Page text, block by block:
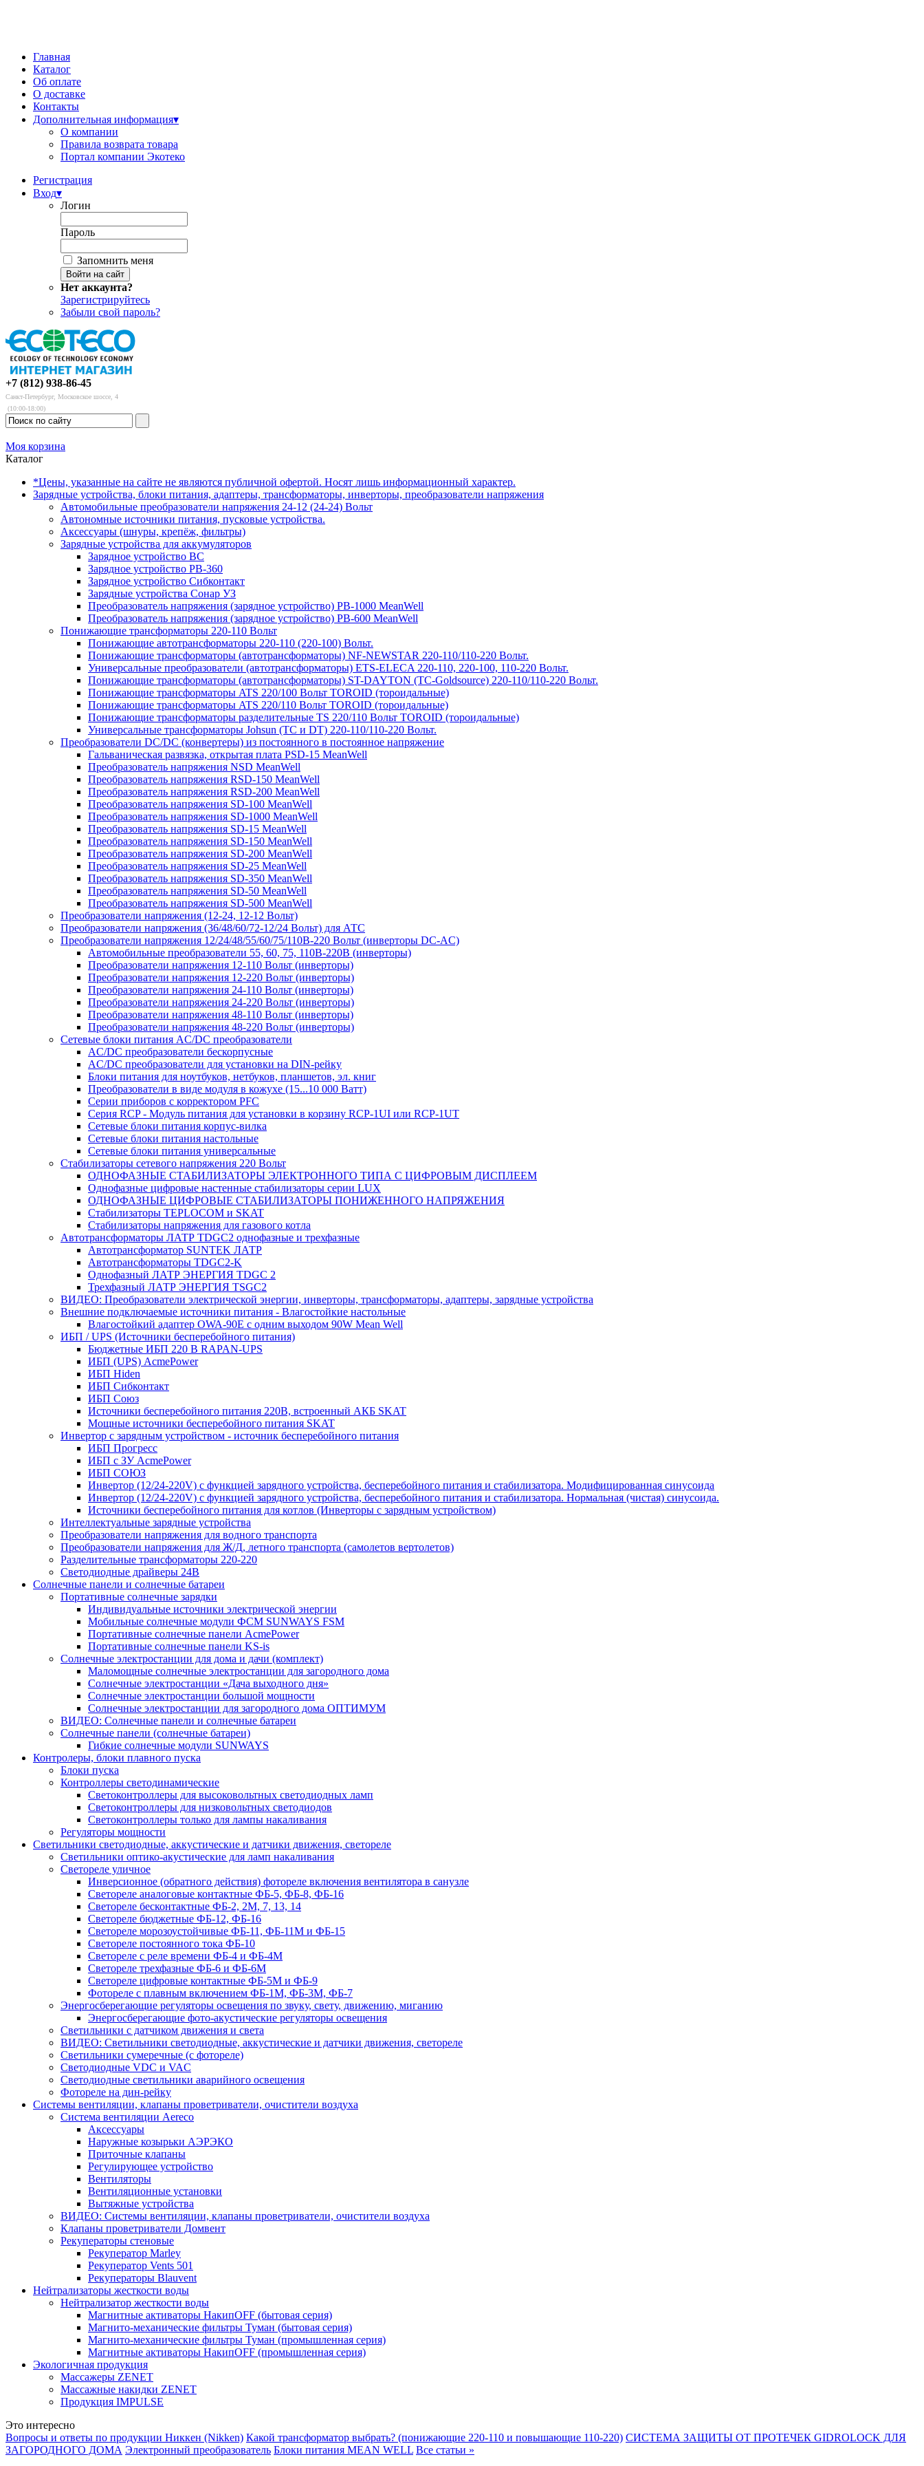
Главная
Каталог
Об оплате
О доставке
Контакты
Дополнительная информация▾
О компании
Правила возврата товара
Портал компании Экотеко
Регистрация
Вход▾
Логин
Пароль
Запомнить меня
Нет аккаунта?
Зарегистрируйтесь
Забыли свой пароль?
+7 (812) 938-86-45
Санкт-Петербург, Московское шоссе, 4
(10:00-18:00)
Моя корзина
Каталог
*Цены, указанные на сайте не являются публичной офертой. Носят лишь информационный характер.
Зарядные устройства, блоки питания, адаптеры, трансформаторы, инверторы, преобразователи напряжения
Автомобильные преобразователи напряжения 24-12 (24-24) Вольт
Автономные источники питания, пусковые устройства.
Аксессуары (шнуры, крепёж, фильтры)
Зарядные устройства для аккумуляторов
Зарядное устройство BC
Зарядное устройство PB-360
Зарядное устройство Сибконтакт
Зарядные устройства Сонар УЗ
Преобразователь напряжения (зарядное устройство) PB-1000 MeanWell
Преобразователь напряжения (зарядное устройство) PB-600 MeanWell
Понижающие трансформаторы 220-110 Вольт
Понижающие автотрансформаторы 220-110 (220-100) Вольт.
Понижающие трансформаторы (автотрансформаторы) NF-NEWSTAR 220-110/110-220 Вольт.
Универсальные преобразователи (автотрансформаторы) ETS-ELECA 220-110, 220-100, 110-220 Вольт.
Понижающие трансформаторы (автотрансформаторы) ST-DAYTON (TC-Goldsource) 220-110/110-220 Вольт.
Понижающие трансформаторы ATS 220/100 Вольт TOROID (тороидальные)
Понижающие трансформаторы ATS 220/110 Вольт TOROID (тороидальные)
Понижающие трансформаторы разделительные TS 220/110 Вольт TOROID (тороидальные)
Универсальные трансформаторы Johsun (TС и DT) 220-110/110-220 Вольт.
Преобразователи DC/DC (конвертеры) из постоянного в постоянное напряжение
Гальваническая развязка, открытая плата PSD-15 MeanWell
Преобразователь напряжения NSD MeanWell
Преобразователь напряжения RSD-150 MeanWell
Преобразователь напряжения RSD-200 MeanWell
Преобразователь напряжения SD-100 MeanWell
Преобразователь напряжения SD-1000 MeanWell
Преобразователь напряжения SD-15 MeanWell
Преобразователь напряжения SD-150 MeanWell
Преобразователь напряжения SD-200 MeanWell
Преобразователь напряжения SD-25 MeanWell
Преобразователь напряжения SD-350 MeanWell
Преобразователь напряжения SD-50 MeanWell
Преобразователь напряжения SD-500 MeanWell
Преобразователи напряжения (12-24, 12-12 Вольт)
Преобразователи напряжения (36/48/60/72-12/24 Вольт) для АТС
Преобразователи напряжения 12/24/48/55/60/75/110В-220 Вольт (инверторы DC-AC)
Автомобильные преобразователи 55, 60, 75, 110В-220В (инверторы)
Преобразователи напряжения 12-110 Вольт (инверторы)
Преобразователи напряжения 12-220 Вольт (инверторы)
Преобразователи напряжения 24-110 Вольт (инверторы)
Преобразователи напряжения 24-220 Вольт (инверторы)
Преобразователи напряжения 48-110 Вольт (инверторы)
Преобразователи напряжения 48-220 Вольт (инверторы)
Сетевые блоки питания AC/DC преобразователи
AC/DC преобразователи бескорпусные
AC/DC преобразователи для установки на DIN-рейку
Блоки питания для ноутбуков, нетбуков, планшетов, эл. книг
Преобразователи в виде модуля в кожухе (15...10 000 Ватт)
Серии приборов с корректором PFC
Серия RCP - Модуль питания для установки в корзину RCP-1UI или RCP-1UT
Сетевые блоки питания корпус-вилка
Сетевые блоки питания настольные
Сетевые блоки питания универсальные
Стабилизаторы сетевого напряжения 220 Вольт
ОДНОФАЗНЫЕ СТАБИЛИЗАТОРЫ ЭЛЕКТРОННОГО ТИПА С ЦИФРОВЫМ ДИСПЛЕЕМ
Однофазные цифровые настенные стабилизаторы серии LUX
ОДНОФАЗНЫЕ ЦИФРОВЫЕ СТАБИЛИЗАТОРЫ ПОНИЖЕННОГО НАПРЯЖЕНИЯ
Стабилизаторы TEPLOCOM и SKAT
Стабилизаторы напряжения для газового котла
Автотрансформаторы ЛАТР TDGC2 однофазные и трехфазные
Автотрансформатор SUNTEK ЛАТР
Автотрансформаторы TDGC2-K
Однофазный ЛАТР ЭНЕРГИЯ TDGC 2
Трехфазный ЛАТР ЭНЕРГИЯ TSGC2
ВИДЕО: Преобразователи электрической энергии, инверторы, трансформаторы, адаптеры, зарядные устройства
Внешние подключаемые источники питания - Влагостойкие настольные
Влагостойкий адаптер OWA-90E с одним выходом 90W Mean Well
ИБП / UPS (Источники бесперебойного питания)
Бюджетные ИБП 220 В RAPAN-UPS
ИБП (UPS) AcmePower
ИБП Hiden
ИБП Сибконтакт
ИБП Союз
Источники бесперебойного питания 220В, встроенный АКБ SKAT
Мощные источники бесперебойного питания SKAT
Инвертор с зарядным устройством - источник бесперебойного питания
ИБП Прогресс
ИБП с ЗУ AcmePower
ИБП СОЮЗ
Инвертор (12/24-220V) с функцией зарядного устройства, бесперебойного питания и стабилизатора. Модифицированная синусоида
Инвертор (12/24-220V) с функцией зарядного устройства, бесперебойного питания и стабилизатора. Нормальная (чистая) синусоида.
Источники бесперебойного питания для котлов (Инверторы с зарядным устройством)
Интеллектуальные зарядные устройства
Преобразователи напряжения для водного транспорта
Преобразователи напряжения для Ж/Д, летного транспорта (самолетов вертолетов)
Разделительные трансформаторы 220-220
Светодиодные драйверы 24В
Солнечные панели и солнечные батареи
Портативные солнечные зарядки
Индивидуальные источники электрической энергии
Мобильные солнечные модули ФСМ SUNWAYS FSM
Портативные солнечные панели AcmePower
Портативные солнечные панели KS-is
Солнечные электростанции для дома и дачи (комплект)
Маломощные солнечные электростанции для загородного дома
Солнечные электростанции «Дача выходного дня»
Солнечные электростанции большой мощности
Солнечные электростанции для загородного дома ОПТИМУМ
ВИДЕО: Солнечные панели и солнечные батареи
Солнечные панели (солнечные батареи)
Гибкие солнечные модули SUNWAYS
Контролеры, блоки плавного пуска
Блоки пуска
Контроллеры светодинамические
Светоконтроллеры для высоковольтных светодиодных ламп
Светоконтроллеры для низковольтных светодиодов
Светоконтроллеры только для лампы накаливания
Регуляторы мощности
Светильники светодиодные, аккустические и датчики движения, светореле
Светильники оптико-акустические для ламп накаливания
Светореле уличное
Инверсионное (обратного действия) фотореле включения вентилятора в санузле
Светореле аналоговые контактные ФБ-5, ФБ-8, ФБ-16
Светореле бесконтактные ФБ-2, 2М, 7, 13, 14
Светореле бюджетные ФБ-12, ФБ-16
Светореле морозоустойчивые ФБ-11, ФБ-11М и ФБ-15
Светореле постоянного тока ФБ-10
Светореле с реле времени ФБ-4 и ФБ-4М
Светореле трехфазные ФБ-6 и ФБ-6М
Светореле цифровые контактные ФБ-5М и ФБ-9
Фотореле с плавным включением ФБ-1М, ФБ-3М, ФБ-7
Энергосберегающие регуляторы освещения по звуку, свету, движению, миганию
Энергосберегающие фото-акустические регуляторы освещения
Светильники с датчиком движения и света
ВИДЕО: Светильники светодиодные, аккустические и датчики движения, светореле
Светильники сумеречные (с фотореле)
Светодиодные VDC и VAC
Светодиодные светильники аварийного освещения
Фотореле на дин-рейку
Системы вентиляции, клапаны проветриватели, очистители воздуха
Система вентиляции Aereco
Аксессуары
Наружные козырьки АЭРЭКО
Приточные клапаны
Регулирующее устройство
Вентиляторы
Вентиляционные установки
Вытяжные устройства
ВИДЕО: Системы вентиляции, клапаны проветриватели, очистители воздуха
Клапаны проветриватели Домвент
Рекуператоры стеновые
Рекуператор Marley
Рекуператор Vents 501
Рекуператоры Blauvent
Нейтрализаторы жесткости воды
Нейтрализатор жесткости воды
Магнитные активаторы НакипOFF (бытовая серия)
Магнито-механические фильтры Туман (бытовая серия)
Магнито-механические фильтры Туман (промышленная серия)
Магнитные активаторы НакипOFF (промышленная серия)
Экологичная продукция
Массажеры ZENET
Массажные накидки ZENET
Продукция IMPULSE
Это интересно
Вопросы и ответы по продукции Никкен (Nikken) Какой трансформатор выбрать? (понижающие 220-110 и повышающие 110-220) СИСТЕМА ЗАЩИТЫ ОТ ПРОТЕЧЕК GIDROLOCK ДЛЯ
ЗАГОРОДНОГО ДОМА Электронный преобразователь Блоки питания MEAN WELL Все статьи »